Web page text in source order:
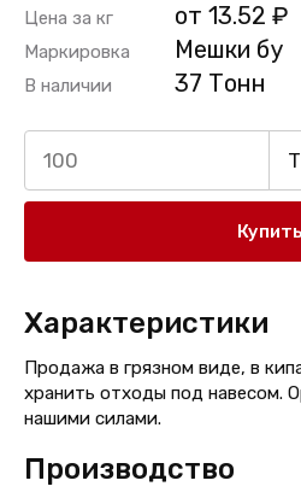
Цена за кг от 13.52 ₽
Маркировка Мешки бу
В наличии 37 Тонн
Купить
Характеристики
Продажа в грязном виде, в
хранить отходы под навесом.
нашими силами.
Производство